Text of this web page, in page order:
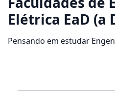
Elétrica EaD (a
Pensando em estudar